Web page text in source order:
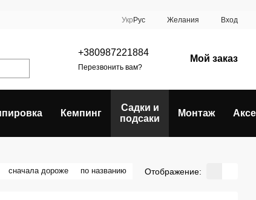
Укр Рус Желания Вход
+380987221884
Перезвонить вам?
Мой заказ
Кемпинг
Садки и
подсаки
Монтаж
сначала дороже по названию Отображение: